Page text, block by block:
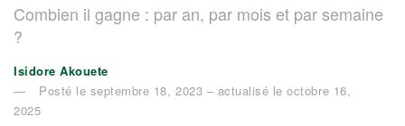
Combien il gagne : par an, par mois et par semaine
?
Isidore Akouete
Posté le septembre 18, 2023 – actualisé le octobre 16,
2025